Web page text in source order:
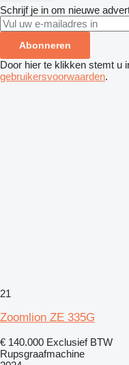
Schrijf je in om nieuwe
Abonneren
Door hier te klikken stemt u
gebruikersvoorwaarden.
21
Zoomlion ZE 335G
€ 140.000 Exclusief BTW
Rupsgraafmachine